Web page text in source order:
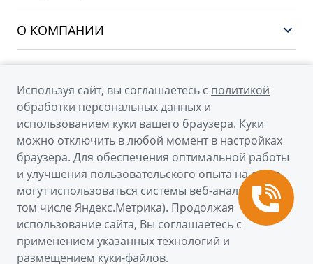
ATLAS
OKAVANGO
MONJARO
Архивные модели
О КОМПАНИИ
Новости
Наша команда
Правовая информация
Контакты
Мы в соцсетях
© 2026
Официальный сайт Geely в России
Политика обработки персональных данных
Правовая информация
Используя сайт, вы соглашаетесь с политикой
обработки персональных данных и
использованием куки вашего браузера. Куки
можно отключить в любой момент в настройках
браузера. Для обеспечения оптимальной работы
и улучшения пользовательского опыта на сайте
могут использоваться системы веб-аналитики (в
том числе Яндекс.Метрика). Продолжая
использование сайта, Вы соглашаетесь с
применением указанных технологий и
размещением куки-файлов.